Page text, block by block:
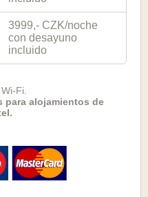
3999,- CZK/noche
con desayuno
incluido
Fi.
para alojamientos de